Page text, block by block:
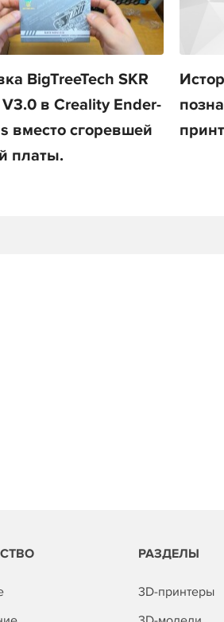
BigTreeTech SKR
в Creality Ender-
вместо сгоревшей
платы.
РАЗДЕЛЫ
3D-принтеры